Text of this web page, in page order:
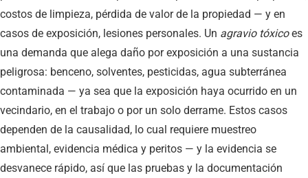
costos de limpieza, pérdida de valor de la propiedad — y en
casos de exposición, lesiones personales. Un agravio tóxicoes
una demanda que alega daño por exposición a una sustancia
peligrosa: benceno, solventes, pesticidas, agua subterránea
contaminada — ya sea que la exposición haya ocurrido en un
vecindario, en el trabajo o por un solo derrame. Estos casos
dependen de la causalidad, lo cual requiere muestreo
ambiental, evidencia médica y peritos — y la evidencia se
desvanece rápido, así que las pruebas y la documentación